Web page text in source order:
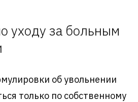
уходу за больным
об увольнении
только по собственному